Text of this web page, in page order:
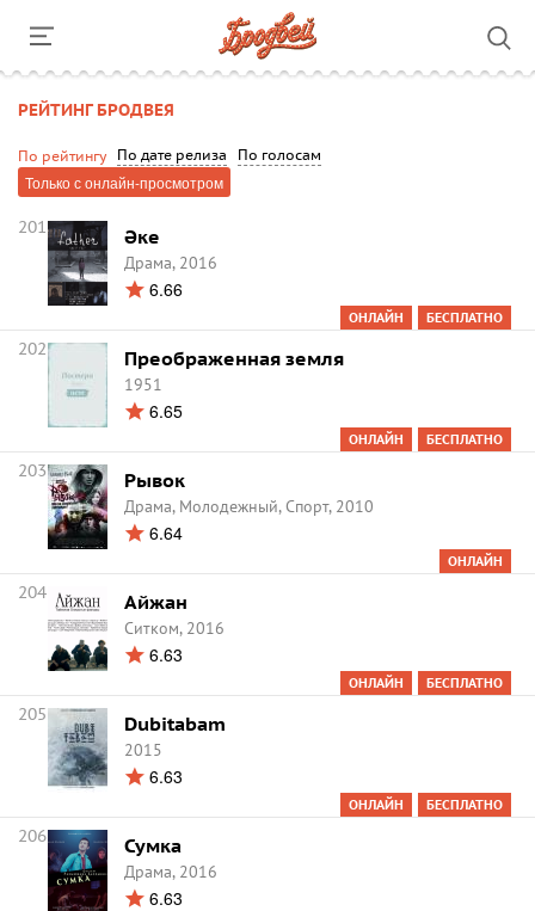
РЕЙТИНГ БРОДВЕЯ
По рейтингу По дате релиза По голосам
Только с онлайн-просмотром
201 Әке
Драма, 2016
6.66
ОНЛАЙН БЕСПЛАТНО
202 Преображенная земля
1951
6.65
ОНЛАЙН БЕСПЛАТНО
203 Рывок
Драма, Молодежный, Спорт, 2010
6.64
ОНЛАЙН
204 Айжан
Ситком, 2016
6.63
ОНЛАЙН БЕСПЛАТНО
205 Dubitabam
2015
6.63
ОНЛАЙН БЕСПЛАТНО
206 Сумка
Драма, 2016
6.63